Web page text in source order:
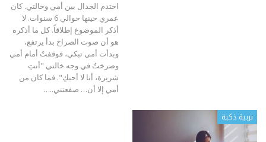
احتدم الجدال بين أمي وخالتي. كان
عمري حينها حوالي 6 سنوات. لا
أذكر الموضوع إطلاقاً. كل ما أذكره
هو أن صوت الصراخ بدأ يرتفع،
وبدأت أمي تبكي، فوقفتُ أمام أمي
وصرختُ في وجه خالتي "أنتِ
شريرة، أنا لا أحبكِ". فما كان من
أمي إلا أن… صفعتني..…
تربية ذكية